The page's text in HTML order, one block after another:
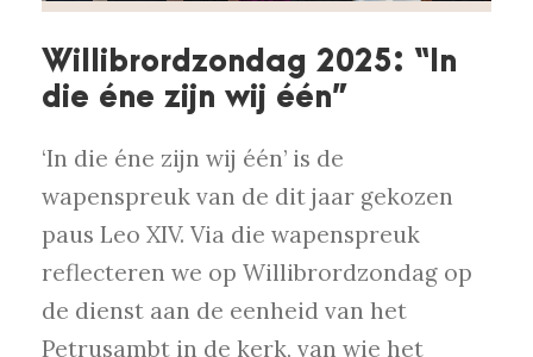
Willibrordzondag 2025: “In
die éne zijn wij één”
‘In die éne zijn wij één’ is de
wapenspreuk van de dit jaar gekozen
paus Leo XIV. Via die wapenspreuk
reflecteren we op Willibrordzondag op
de dienst aan de eenheid van het
Petrusambt in de kerk, van wie het